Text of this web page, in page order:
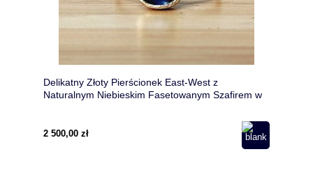
Delikatny Złoty Pierścionek East-West z
Naturalnym Niebieskim Fasetowanym Szafirem w
2 500,00 zł